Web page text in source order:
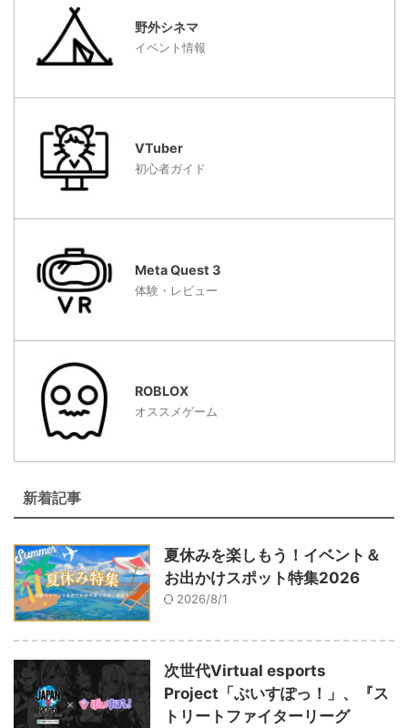
野外シネマ
イベント情報
VTuber
初心者ガイド
Meta Quest 3
体験・レビュー
ROBLOX
オススメゲーム
新着記事
夏休みを楽しもう！イベント＆
お出かけスポット特集2026
2026/8/1
次世代Virtual esports
Project「ぶいすぽっ！」、『ス
トリートファイターリーグ